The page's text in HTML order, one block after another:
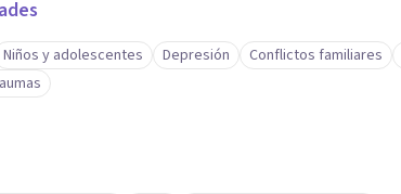
Niños y adolescentes Depresión Conflictos familiares